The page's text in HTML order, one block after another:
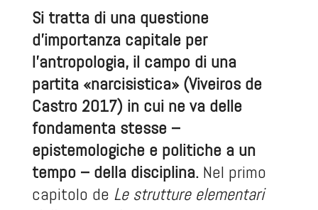
Si tratta di una questione
d’importanza capitale per
l’antropologia, il campo di una
partita «narcisistica» (Viveiros de
Castro 2017) in cui ne va delle
fondamenta stesse –
epistemologiche e politiche a un
tempo – della disciplina.Nel primo
capitolo de Le strutture elementari